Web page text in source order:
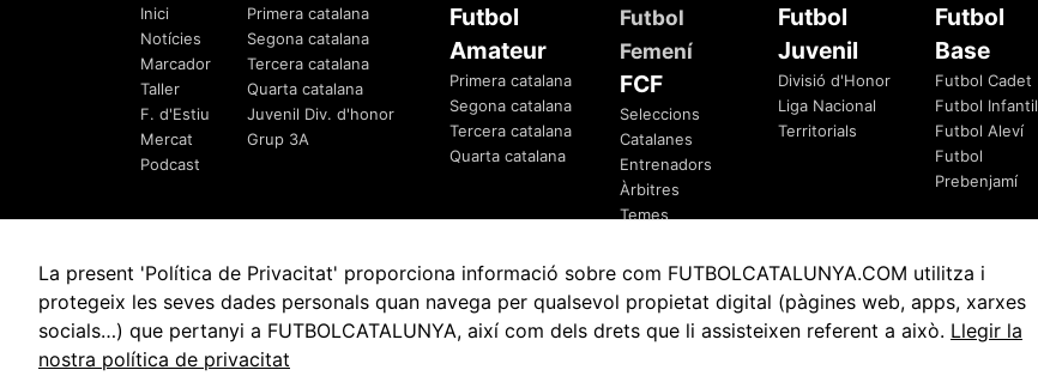
Inici
Notícies
Marcador
Taller
F. d'Estiu
Mercat
Podcast
Primera catalana
Segona catalana
Tercera catalana
Quarta catalana
Juvenil Div. d'honor
Grup 3A
Futbol
Amateur
Primera catalana
Segona catalana
Tercera catalana
Quarta catalana
Futbol
Femení
FCF
Seleccions
Catalanes
Entrenadors
Àrbitres
Temes
Futbol
Juvenil
Divisió d'Honor
Liga Nacional
Territorials
Futbol
Base
Futbol Cadet
Futbol Infantil
Futbol Aleví
Futbol
Prebenjamí
© 2010 - 2026 FutbolCatalunya.com Avis Legal Política de Privacitat Política de Cookies
La present 'Política de Privacitat' proporciona informació sobre com FUTBOLCATALUNYA.COM utilitza i
protegeix les seves dades personals quan navega per qualsevol propietat digital (pàgines web, apps, xarxes
socials…) que pertanyi a FUTBOLCATALUNYA, així com dels drets que li assisteixen referent a això. Llegir la
nostra política de privacitat